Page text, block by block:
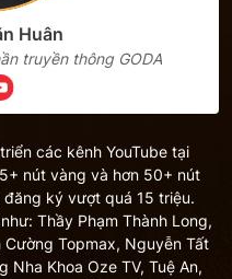
Huân
truyền thông GODA
các kênh YouTube tại
nút vàng và hơn 50+ nút
ký vượt quá 15 triệu.
Thầy Phạm Thành Long,
Cường Topmax, Nguyễn Tất
Nha Khoa Oze TV, Tuệ An,